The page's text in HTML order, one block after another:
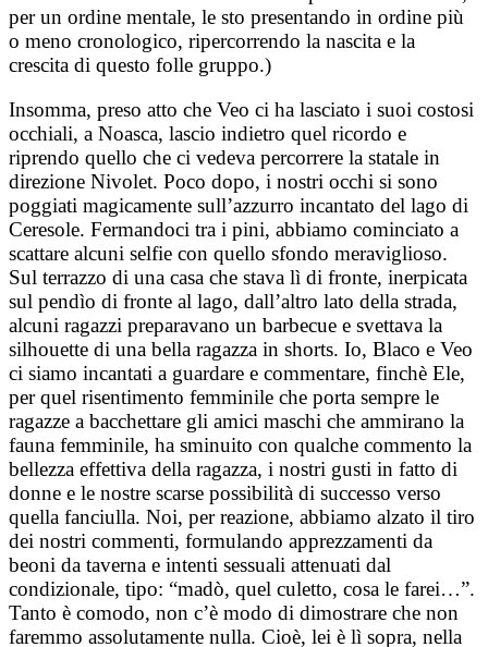
per un ordine mentale, le sto presentando in ordine più
o meno cronologico, ripercorrendo la nascita e la
crescita di questo folle gruppo.)
Insomma, preso atto che Veo ci ha lasciato i suoi costosi
occhiali, a Noasca, lascio indietro quel ricordo e
riprendo quello che ci vedeva percorrere la statale in
direzione Nivolet. Poco dopo, i nostri occhi si sono
poggiati magicamente sull’azzurro incantato del lago di
Ceresole. Fermandoci tra i pini, abbiamo cominciato a
scattare alcuni selfie con quello sfondo meraviglioso.
Sul terrazzo di una casa che stava lì di fronte, inerpicata
sul pendìo di fronte al lago, dall’altro lato della strada,
alcuni ragazzi preparavano un barbecue e svettava la
silhouette di una bella ragazza in shorts. Io, Blaco e Veo
ci siamo incantati a guardare e commentare, finchè Ele,
per quel risentimento femminile che porta sempre le
ragazze a bacchettare gli amici maschi che ammirano la
fauna femminile, ha sminuito con qualche commento la
bellezza effettiva della ragazza, i nostri gusti in fatto di
donne e le nostre scarse possibilità di successo verso
quella fanciulla. Noi, per reazione, abbiamo alzato il tiro
dei nostri commenti, formulando apprezzamenti da
beoni da taverna e intenti sessuali attenuati dal
condizionale, tipo: “madò, quel culetto, cosa le farei…”.
Tanto è comodo, non c’è modo di dimostrare che non
faremmo assolutamente nulla. Cioè, lei è lì sopra, nella